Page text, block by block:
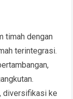
timah dengan
terintegrasi.
diversifikasi ke